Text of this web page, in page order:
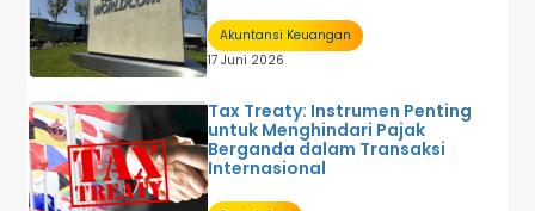
Akuntansi Keuangan
17 Juni 2026
Tax Treaty: Instrumen Penting
untuk Menghindari Pajak
Berganda dalam Transaksi
Internasional